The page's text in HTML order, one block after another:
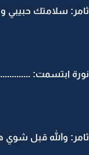
ثامر: سلامتك
نورة ابتسمت:
ثامر: والله قبل شوي